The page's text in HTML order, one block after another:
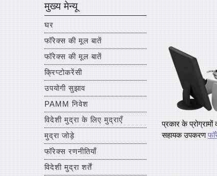
मुख्य मेन्यू
घर
फॉरेक्स की मूल बातें
फॉरेक्स की मूल बातें
क्रिप्टोकरेंसी
उपयोगी सुझाव
PAMM निवेश
विदेशी मुद्रा के लिए मुद्राएँ
मुद्रा जोड़े
फॉरेक्स रणनीतियाँ
विदेशी मुद्रा शर्तें
प्रकार के
सहायक उपकरण